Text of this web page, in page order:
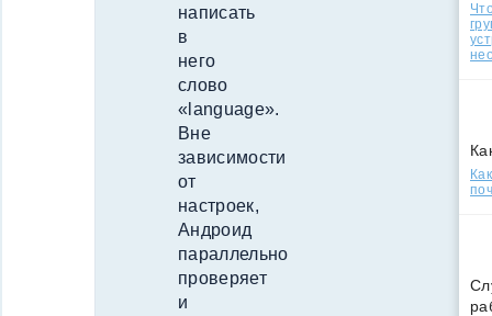
написать
в
него
слово
«language».
Вне
зависимости
от
настроек,
Андроид
параллельно
проверяет
и